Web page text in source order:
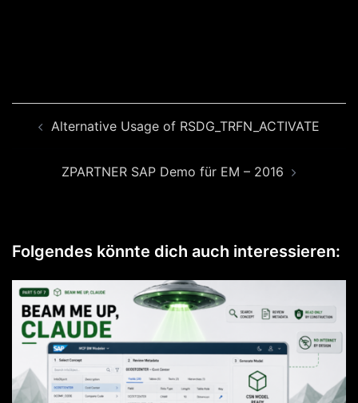
Alternative Usage of RSDG_TRFN_ACTIVATE
ZPARTNER SAP Demo für EM – 2016
Folgendes könnte dich auch interessieren: